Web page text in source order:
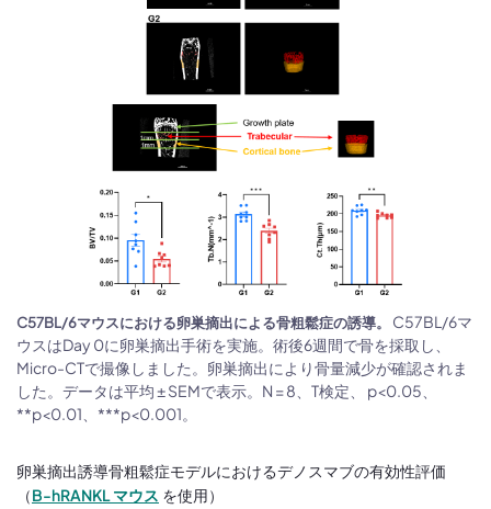
C57BL/6マウスにおける卵巣摘出による骨粗鬆症の誘導。
C57BL/6マ
ウスはDay 0に卵巣摘出手術を実施。術後6週間で骨を採取し、
Micro-CTで撮像しました。卵巣摘出により骨量減少が確認されま
した。データは平均 ± SEMで表示。N = 8、T検定、 p<0.05、
**p<0.01、***p<0.001。
卵巣摘出誘導骨粗鬆症モデルにおけるデノスマブの有効性評価
（B-hRANKL マウス を使用）